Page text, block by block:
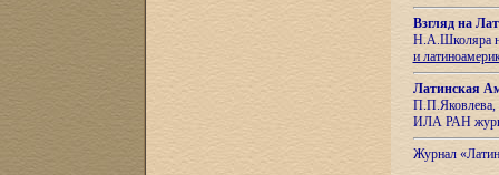
Взгляд на
Н.А.Школяра
и
Латинская
П.П.Яковлева,
ИЛА РАН
Журнал